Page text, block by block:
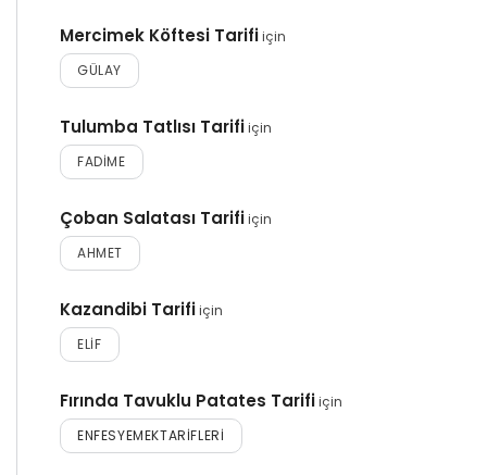
Mercimek Köftesi Tarifiiçin
GÜLAY
Tulumba Tatlısı Tarifiiçin
FADIME
Çoban Salatası Tarifiiçin
AHMET
Kazandibi Tarifiiçin
ELIF
Fırında Tavuklu Patates Tarifiiçin
ENFESYEMEKTARIFLERI